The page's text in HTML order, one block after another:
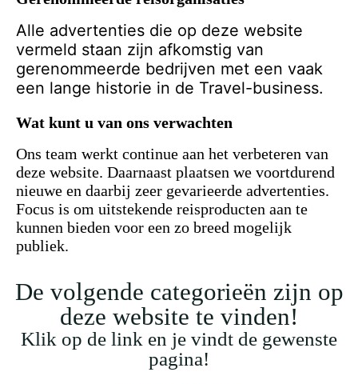
Alle advertenties die op deze website
vermeld staan zijn afkomstig van
gerenommeerde bedrijven met een vaak
een lange historie in de Travel-business.
Wat kunt u van ons verwachten
Ons team werkt continue aan het verbeteren van
deze website. Daarnaast plaatsen we voortdurend
nieuwe en daarbij zeer gevarieerde advertenties.
Focus is om uitstekende reisproducten aan te
kunnen bieden voor een zo breed mogelijk
publiek.
De volgende categorieën zijn op
deze website te vinden!
Klik op de link en je vindt de gewenste
pagina!